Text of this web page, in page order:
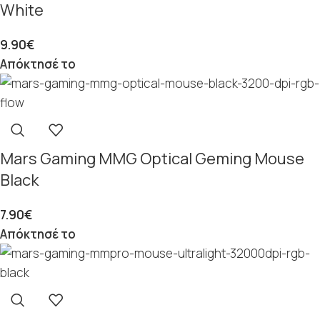
White
9.90€
Απόκτησέ το
Mars Gaming MMG Optical Geming Mouse
Black
7.90€
Απόκτησέ το